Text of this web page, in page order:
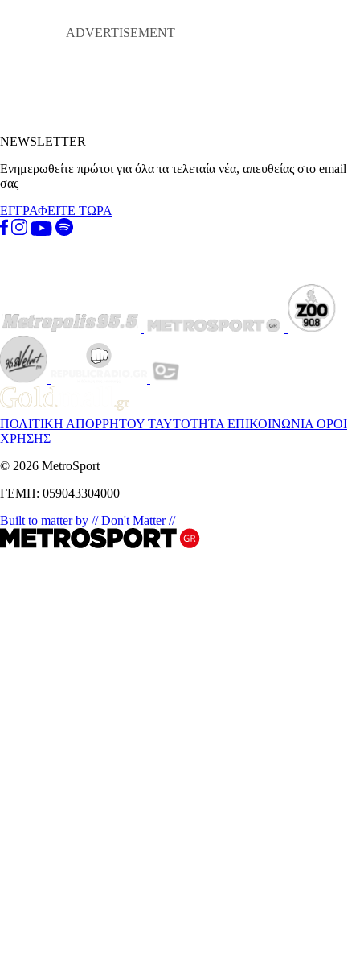
NEWSLETTER
Ενημερωθείτε πρώτοι για όλα τα τελεταία νέα, απευθείας στο email
σας
ΕΓΓΡΑΦΕΙΤΕ ΤΩΡΑ
ΠΟΛΙΤΙΚΗ ΑΠΟΡΡΗΤΟΥ ΤΑΥΤΟΤΗΤΑ ΕΠΙΚΟΙΝΩΝΙΑ ΟΡΟΙ
ΧΡΗΣΗΣ
© 2026 MetroSport
ΓΕΜΗ: 059043304000
Built to matter by // Don't Matter //